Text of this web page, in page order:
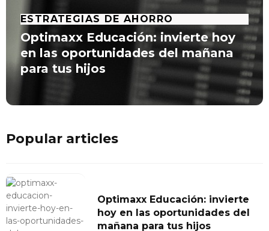
ESTRATEGIAS DE AHORRO
Optimaxx Educación: invierte hoy
en las oportunidades del mañana
para tus hijos
Popular articles
Optimaxx Educación: invierte
hoy en las oportunidades del
mañana para tus hijos